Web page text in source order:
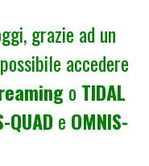
grazie ad un
accedere
o TIDAL
QUAD e OMNIS-